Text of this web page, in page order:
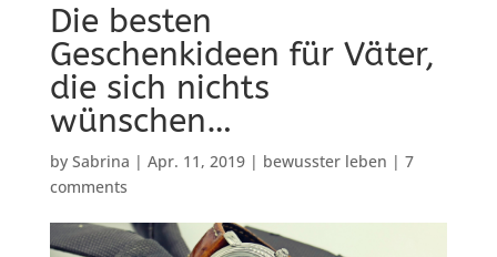
Die besten
Geschenkideen für Väter,
die sich nichts
wünschen…
by Sabrina | Apr. 11, 2019| bewusster leben | 7
comments